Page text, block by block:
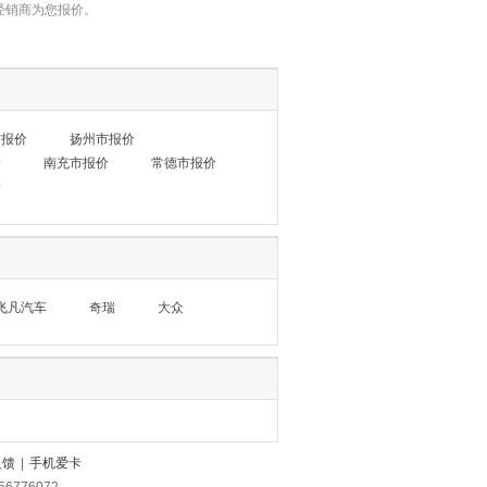
商为您报价。
价
扬州市报价
南充市报价
常德市报价
凡汽车 奇瑞 大众
手机爱卡